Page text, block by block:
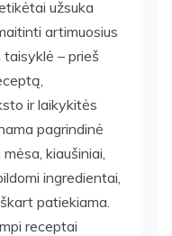
užsuka
artimuosius
– prieš
ir laikykitės
pagrindinė
kiaušiniai,
ingredientai,
patiekiama.
receptai